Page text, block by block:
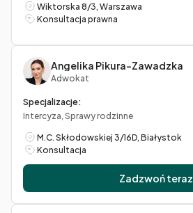
Wiktorska 8/3, Warszawa
Konsultacja prawna
Angelika Pikura-Zawadzka
Adwokat
Specjalizacje:
Intercyza, Sprawy rodzinne
M.C. Skłodowskiej 3/16D, Białystok
Konsultacja
Zadzwoń teraz